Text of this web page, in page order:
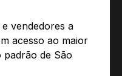
vendedores a
acesso ao maior
padrão de São